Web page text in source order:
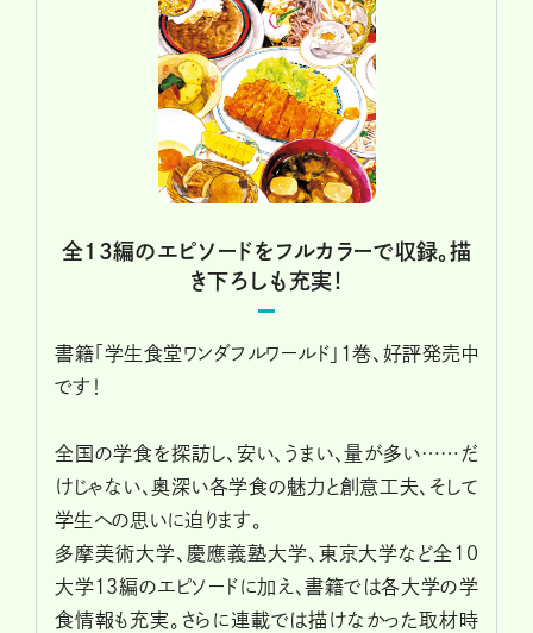
全13編のエピソードをフルカラーで収録。描
き下ろしも充実！
書籍「学生食堂ワンダフルワールド」1巻、好評発売中
です！
全国の学食を探訪し、安い、うまい、量が多い……だ
けじゃない、奥深い各学食の魅力と創意工夫、そして
学生への思いに迫ります。
多摩美術大学、慶應義塾大学、東京大学など全10
大学13編のエピソードに加え、書籍では各大学の学
食情報も充実。さらに連載では描けなかった取材時